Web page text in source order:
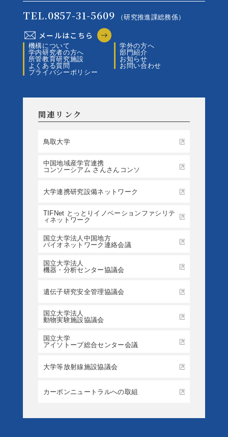
TEL.0857-31-5609 （研究推進課総務係）
メールはこちら
機構について
学外の方へ
学内研究者の方へ
部門紹介
所管教育研究施設
お知らせ
よくある質問
お問い合わせ
プライバシーポリシー
関連リンク
鳥取大学
中国地域産学官連携
コンソーシアム さんさんコンソ
大学連携研究設備ネットワーク
TIFNet とっとりイノベーションファシリテ
ィネットワーク
国立大学法人中国地方
バイオネットワーク連絡会議
国立大学法人
機器・分析センター協議会
遺伝子研究安全管理協議会
国立大学法人
動物実験施設協議会
国立大学
アイソトープ総合センター会議
大学等放射線施設協議会
カーボンニュートラルへの取組